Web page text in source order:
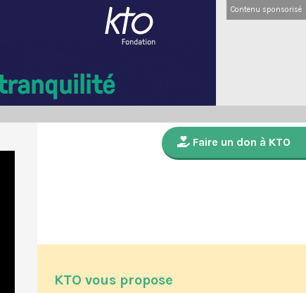
Contenu sponsorisé
Faire un don à KTO
KTO vous propose